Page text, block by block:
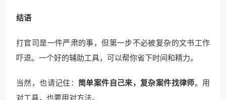
结语
打官司是一件严肃的事，但第一步不必被复杂的文书工作
吓退。一个好的辅助工具，可以帮你省下时间和精力。
当然，也请记住： 简单案件自己来，复杂案件找律师。用
对工具，也要用对方法。